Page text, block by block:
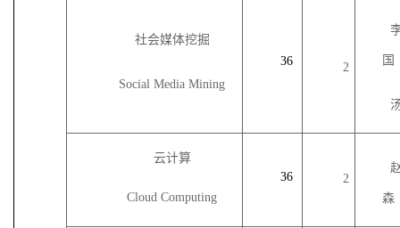
社会媒体挖掘
Social Media Mining
36 2
国
云计算
Cloud Computing
36 2
森